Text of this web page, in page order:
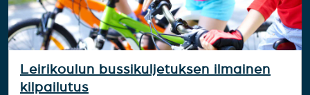
Leirikoulun bussikuljetuksen ilmainen
kilpailutus